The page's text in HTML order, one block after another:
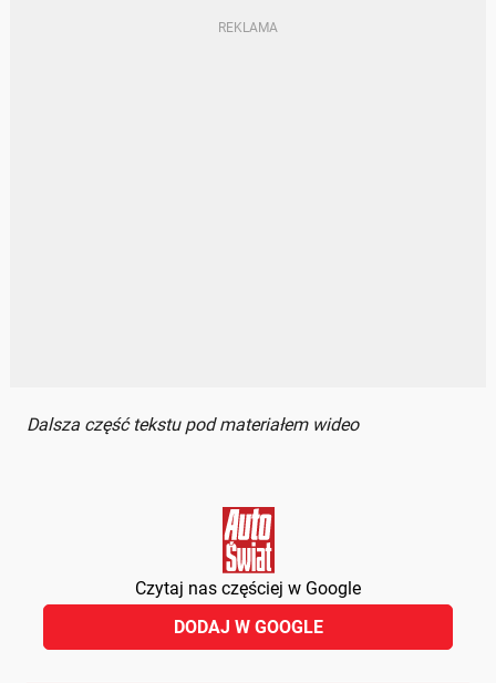
Dalsza część tekstu pod materiałem wideo
Czytaj nas częściej w Google
DODAJ W GOOGLE